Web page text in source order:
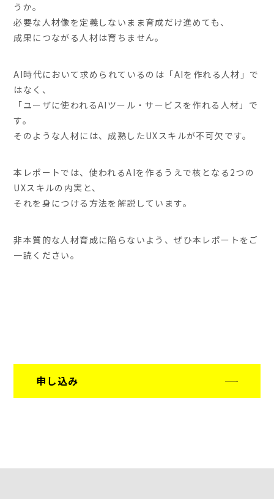
うか。
必要な人材像を定義しないまま育成だけ進めても、
成果につながる人材は育ちません。
AI時代において求められているのは「AIを作れる人材」で
はなく、
「ユーザに使われるAIツール・サービスを作れる人材」で
す。
そのような人材には、成熟したUXスキルが不可欠です。
本レポートでは、使われるAIを作るうえで核となる2つの
UXスキルの内実と、
それを身につける方法を解説しています。
非本質的な人材育成に陥らないよう、ぜひ本レポートをご
一読ください。
申し込み